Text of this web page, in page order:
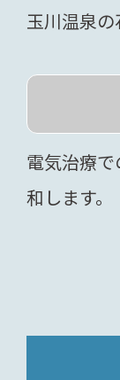
玉川温泉
電気治療
和します。